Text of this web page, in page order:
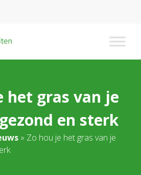
het gras van je
en sterk
» Zo hou je het gras van je